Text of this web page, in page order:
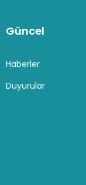
Güncel
Haberler
Duyurular